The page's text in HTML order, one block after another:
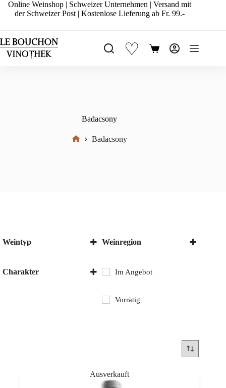
Zum
Inhalt
Online Weinshop | Schweizer Unternehmen | Versand mit
der Schweizer Post | Kostenlose Lieferung ab Fr. 99.-
♡ Warenkorb
Badacsony
Badacsony
Weintyp Weinregion
Charakter Im Angebot
Vorrätig